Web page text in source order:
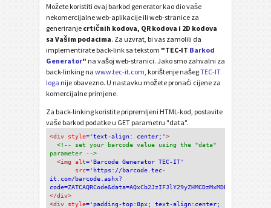
Možete koristiti ovaj barkod generator kao dio vaše
nekomercijalne web-aplikacije ili web-stranice za
generiranje crtičnih kodova, QR kodova i 2D kodova
sa Vašim podacima. Za uzvrat, bi vas zamolili da
implementirate back-link sa tekstom "TEC-IT Barkod
Generator" na vašoj web-stranici. Jako smo zahvalni za
back-linking na www.tec-it.com , korištenje našegTEC-IT
loga nije obavezno. U nastavku možete pronaći cijene za
komercijalne primjene.
Za back-linking koristite pripremljeni HTML-kod, postavite
vaše barkod podatke u GET parametru "data".
<div style='text-align: center;'>
<!-- set your barcode value using the "data"
parameter -->
<img alt='Barcode Generator TEC-IT'
src='https://barcode.tec-
it.com/barcode.ashx?
</div>
<div style='padding-top:8px; text-align:center;